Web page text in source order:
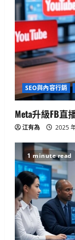
SEO與內容行銷
Meta升級FB直
江有為 2025
1 minute read
2
3
4
5